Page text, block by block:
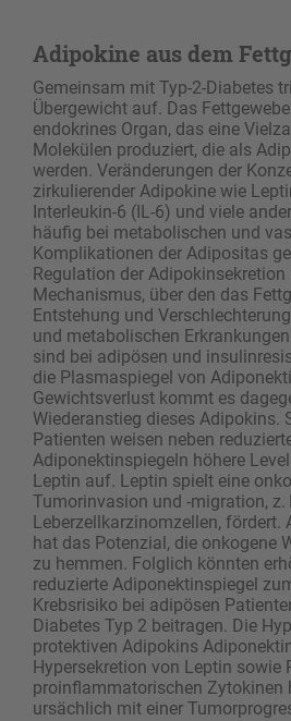
Adipokine aus dem
Gemeinsam mit Typ-2-Diabetes
Übergewicht auf. Das
endokrines Organ, das eine
Molekülen produziert, die als
werden. Veränderungen der
zirkulierender Adipokine wie
Interleukin-6 (IL-6) und viele
häufig bei metabolischen und
Komplikationen der Adipositas
Regulation der
Mechanismus, über den das
Entstehung und
und metabolischen
sind bei adipösen und
die Plasmaspiegel von
Gewichtsverlust kommt es
Wiederanstieg dieses Adipokins.
Patienten weisen neben
Adiponektinspiegeln höhere
Leptin auf. Leptin spielt eine
Tumor­invasion und -migration, z.
Leberzellkarzinomzellen, fördert.
hat das Potenzial, die onkogene
zu hemmen. Folglich könnten
reduzierte Adiponektinspiegel
Krebsrisiko bei adipösen
Diabetes Typ 2 beitragen. Die
protektiven Adipokins
Hypersekretion von Leptin sowie
proinflammatorischen Zytokinen
ursächlich mit ­einer